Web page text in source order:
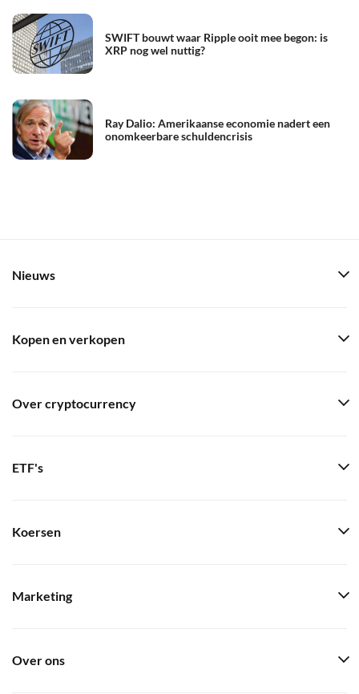
SWIFT bouwt waar Ripple ooit mee begon: is
XRP nog wel nuttig?
Ray Dalio: Amerikaanse economie nadert een
onomkeerbare schuldencrisis
Nieuws
Kopen en verkopen
Over cryptocurrency
ETF's
Koersen
Marketing
Over ons